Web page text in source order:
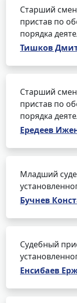
Старший
пристав по
порядка
Тишков
Старший
пристав по
порядка
Ередеев
Младший
Бучнев
Судебный
Енсибаев